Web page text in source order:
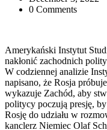
0 Comments
Amerykański Instytut
nakłonić zachodnich
W codziennej analizie
napisano, że Rosja
wykazuje Zachód, aby
politycy poczują presję,
Rosję do udziału w
kanclerz Niemiec Olaf